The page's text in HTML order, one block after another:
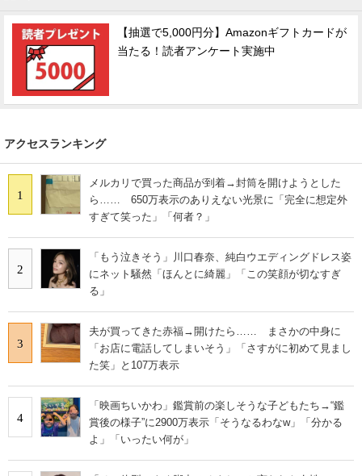
【抽選で5,000円分】Amazonギフトカードが
当たる！読者アンケート実施中
アクセスランキング
1
メルカリで買った商品が到着→封筒を開けようとした
ら…… 650万表示のありえない光景に「完全に想定外
すぎて笑った」「何者？」
2
「もう泣きそう」川口春奈、純白ウエディングドレス姿
にネット騒然「ほんとに綺麗」「この笑顔が切なすぎ
る」
3
夫が買ってきた赤福→開けたら…… まさかの中身に
「お店に電話してしまいそう」「さすがに初めて見まし
た笑」と107万表示
4
「映画ちいかわ」鑑賞前の楽しそうな子どもたち→“鑑
賞後の様子”に2900万表示「そうなるわなw」「分かる
よ」「いったい何が」